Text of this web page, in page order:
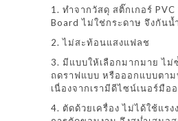
1. ทำจากวัสดุ สติ๊กเกอร์ PVC
Board ไม่ใช่กระดาษ จึงกัน
2. ไม่สะท้อนแสงแฟลช
3. มีแบบให้เลือกมากมาย ไม่
ถดราฟแบบ หรือออกแบบตา
เนื่องจากเรามีดีไซน์เนอร์มือ
4. ตัดด้วยเครื่อง ไม่ได้ใช้แร